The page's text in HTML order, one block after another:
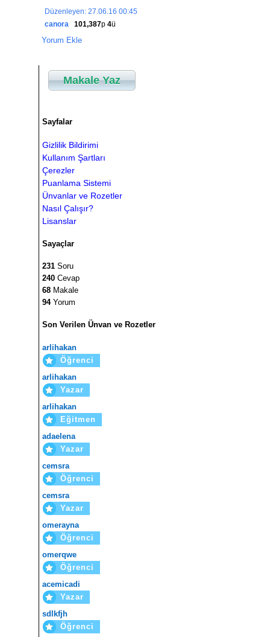
Düzenleyen: 27.06.16 00:45
canora
101,387p 4ü
Yorum Ekle
Makale Yaz
Sayfalar
Gizlilik Bildirimi
Kullanım Şartları
Çerezler
Puanlama Sistemi
Ünvanlar ve Rozetler
Nasıl Çalışır?
Lisanslar
Sayaçlar
231 Soru
240 Cevap
68 Makale
94Yorum
Son Verilen Ünvan ve Rozetler
arlihakan
Öğrenci
arlihakan
Yazar
arlihakan
Eğitmen
adaelena
Yazar
cemsra
Öğrenci
cemsra
Yazar
omerayna
Öğrenci
omerqwe
Öğrenci
acemicadi
Yazar
sdlkfjh
Öğrenci